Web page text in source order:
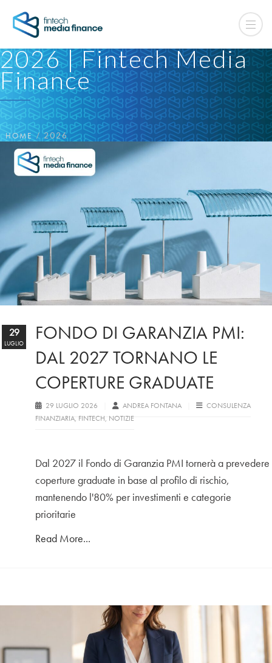
2026 | Fintech Media
Finance
HOME 2026
FONDO DI GARANZIA PMI:
DAL 2027 TORNANO LE
COPERTURE GRADUATE
29 LUGLIO 2026 ANDREA FONTANA
CONSULENZA
FINANZIARIA, FINTECH, NOTIZIE
Dal 2027 il Fondo di Garanzia PMI tornerà a prevedere
coperture graduate in base al profilo di rischio,
mantenendo l'80% per investimenti e categorie
prioritarie
Read More...
29
LUGLIO